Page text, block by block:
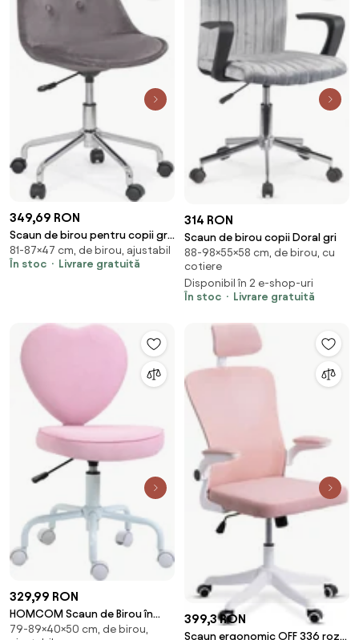
349,69 RON
Scaun de birou pentru copii gri
din catifea OFF 333
81-87×47 cm, de birou, ajustabil
În stoc
Livrare gratuită
314 RON
Scaun de birou copii Doral gri
88-98×55×58 cm, de birou, cu
cotiere
Disponibil în 2 e-shop-uri
În stoc
Livrare gratuită
329,99 RON
HOMCOM Scaun de Birou în
Formă de Inimă, Bază cu 5 Roți,
79-89×40×50 cm, de birou,
399,3 RON
Scaun ergonomic OFF 336 roz,